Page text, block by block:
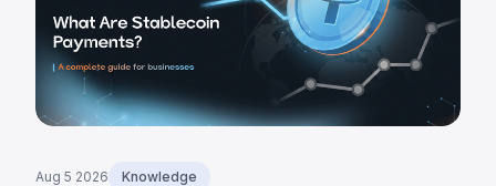
Aug 5 2026 Knowledge